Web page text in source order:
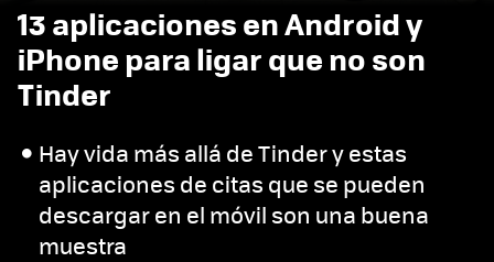
13 aplicaciones en Android y
iPhone para ligar que no son
Tinder
Hay vida más allá de Tinder y estas
aplicaciones de citas que se pueden
descargar en el móvil son una buena
muestra